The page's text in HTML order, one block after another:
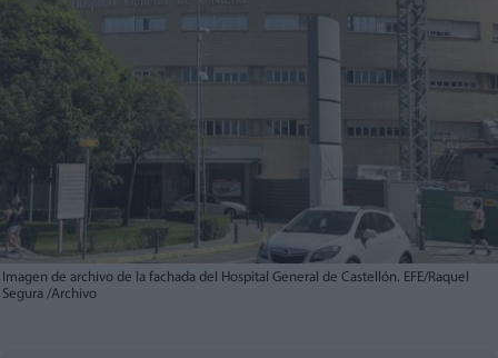
Imagen de archivo de la fachada del Hospital General de Castellón. EFE/Raquel
Segura /Archivo